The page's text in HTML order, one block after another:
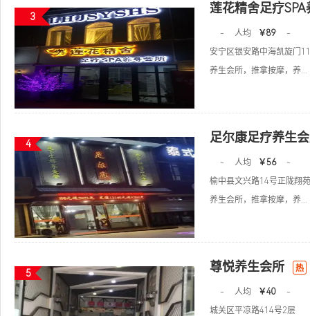
3
莲花精舍足疗
- 人均 ￥89
-
安宁区银安路中海凯旋门
养生会所，推拿按摩，养...
4 足尔康足疗养生
- 人均 ￥56
-
榆中县文兴路14号正陇翔
养生会所，推拿按摩，养...
5 尊悦养生会所 热
- 人均 ￥40
-
城关区平凉路414号2层